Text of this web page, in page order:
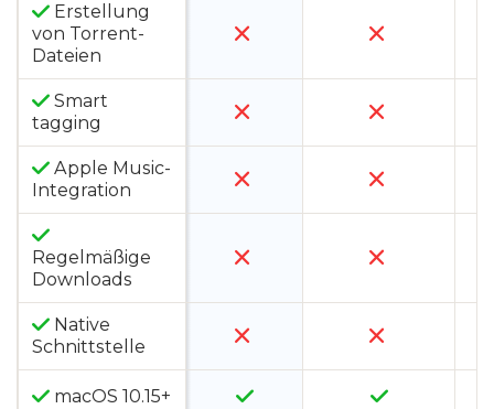
Erstellung
von Torrent-
Dateien
Smart
tagging
Apple Music-
Integration
Regelmäßige
Downloads
Native
Schnittstelle
macOS 10.15+